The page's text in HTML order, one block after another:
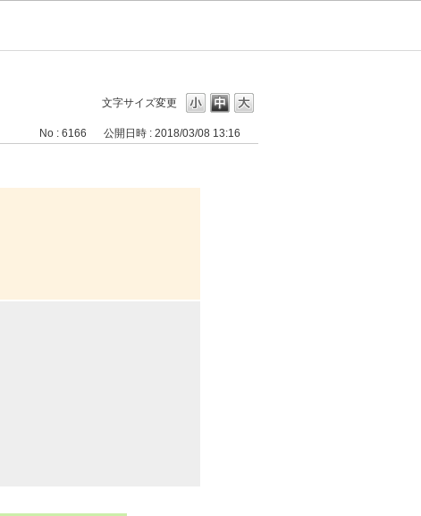
文字サイズ変更
No : 6166 公開日時 : 2018/03/08 13:16